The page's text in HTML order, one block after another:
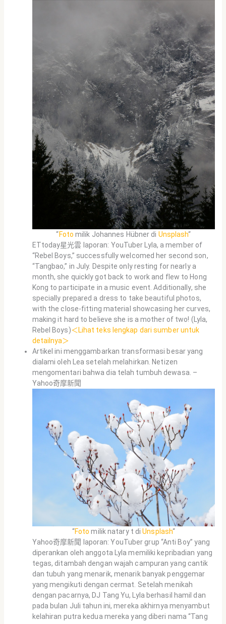
“Foto milik Johannes Hübner di Unsplash“
ETtoday星光雲 laporan: YouTuber Lyla, a member of
“Rebel Boys,” successfully welcomed her second son,
“Tangbao,” in July. Despite only resting for nearly a
month, she quickly got back to work and flew to Hong
Kong to participate in a music event. Additionally, she
specially prepared a dress to take beautiful photos,
with the close-fitting material showcasing her curves,
making it hard to believe she is a mother of two! (Lyla,
Rebel Boys)＜Lihat teks lengkap dari sumber untuk
detailnya＞
Artikel ini menggambarkan transformasi besar yang
dialami oleh Lea setelah melahirkan. Netizen
mengomentari bahwa dia telah tumbuh dewasa. –
Yahoo奇摩新聞
“Foto milik natary t diUnsplash“
Yahoo奇摩新聞 laporan: YouTuber grup “Anti Boy” yang
diperankan oleh anggota Lyla memiliki kepribadian yang
tegas, ditambah dengan wajah campuran yang cantik
dan tubuh yang menarik, menarik banyak penggemar
yang mengikuti dengan cermat. Setelah menikah
dengan pacarnya, DJ Tang Yu, Lyla berhasil hamil dan
pada bulan Juli tahun ini, mereka akhirnya menyambut
kelahiran putra kedua mereka yang diberi nama “Tang